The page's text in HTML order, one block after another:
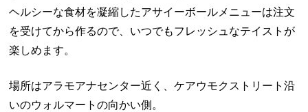
ヘルシーな食材を凝縮したアサイーボールメニューは注文
を受けてから作るので、いつでもフレッシュなテイストが
楽しめます。
場所はアラモアナセンター近く、ケアウモクストリート沿
いのウォルマートの向かい側。